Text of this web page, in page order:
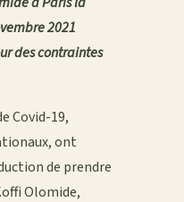
2021
des contraintes
Covid-19,
ont
de prendre
Olomide,